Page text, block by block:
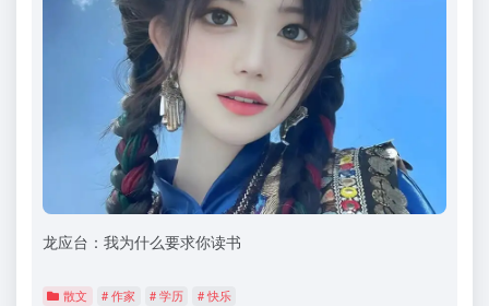
龙应台：我为什么要求你读书
散文 # 作家 # 学历 # 快乐